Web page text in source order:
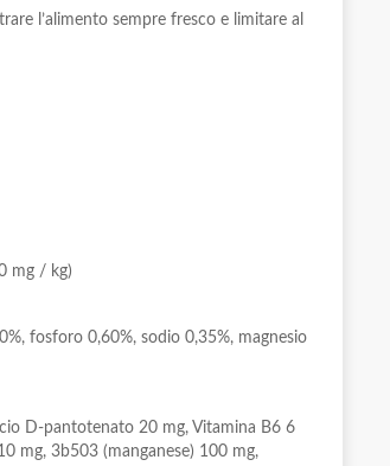
l’alimento sempre fresco e limitare al
mg / kg)
fosforo 0,60%, sodio 0,35%, magnesio
D-pantotenato 20 mg, Vitamina B6 6
mg, 3b503 (manganese) 100 mg,